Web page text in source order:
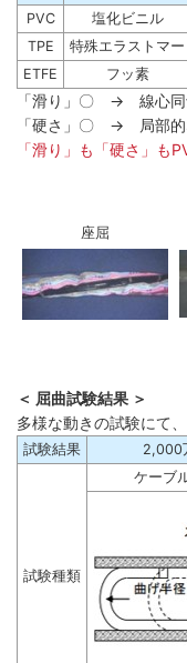
PVC
塩化ビニル
TPE
特殊エラストマー
ETFE
フッ素
「滑り」〇 → 線心同
「硬さ」〇 → 局部的
「滑り」も「硬さ」も
座屈
＜ 屈曲試験結果 ＞
多様な動きの試験にて
試験結果 2,000
試験種類
ケーブ